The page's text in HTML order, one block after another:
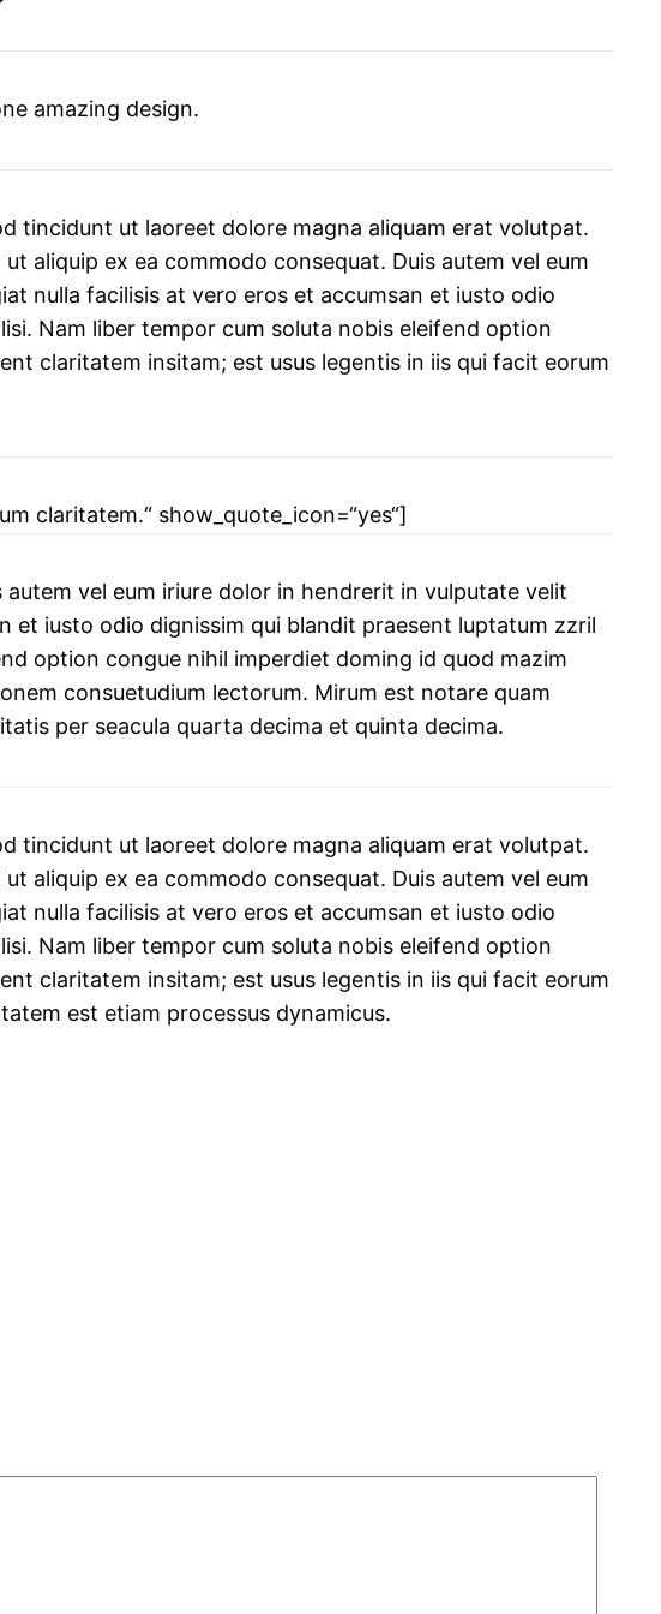
amazing design.
tincidunt ut laoreet dolore magna aliquam erat volutpat.
aliquip ex ea commodo consequat. Duis autem vel eum
nulla facilisis at vero eros et accumsan et iusto odio
Nam liber tempor cum soluta nobis eleifend option
claritatem insitam; est usus legentis in iis qui facit eorum
claritatem.“ show_quote_icon=“yes“]
vel eum iriure dolor in hendrerit in vulputate velit
et iusto odio dignissim qui blandit praesent luptatum zzril
option congue nihil imperdiet doming id quod mazim
consuetudium lectorum. Mirum est notare quam
per seacula quarta decima et quinta decima.
tincidunt ut laoreet dolore magna aliquam erat volutpat.
aliquip ex ea commodo consequat. Duis autem vel eum
nulla facilisis at vero eros et accumsan et iusto odio
Nam liber tempor cum soluta nobis eleifend option
claritatem insitam; est usus legentis in iis qui facit eorum
est etiam processus dynamicus.